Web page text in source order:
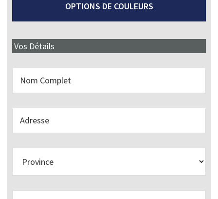
OPTIONS DE COULEURS
Vos Détails